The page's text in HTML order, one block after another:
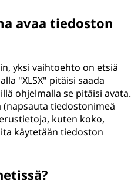
avaa tiedoston
yksi vaihtoehto on etsiä
"XLSX" pitäisi saada
ohjelmalla se pitäisi avata.
tiedostonimeä
kuten koko,
käytetään tiedoston